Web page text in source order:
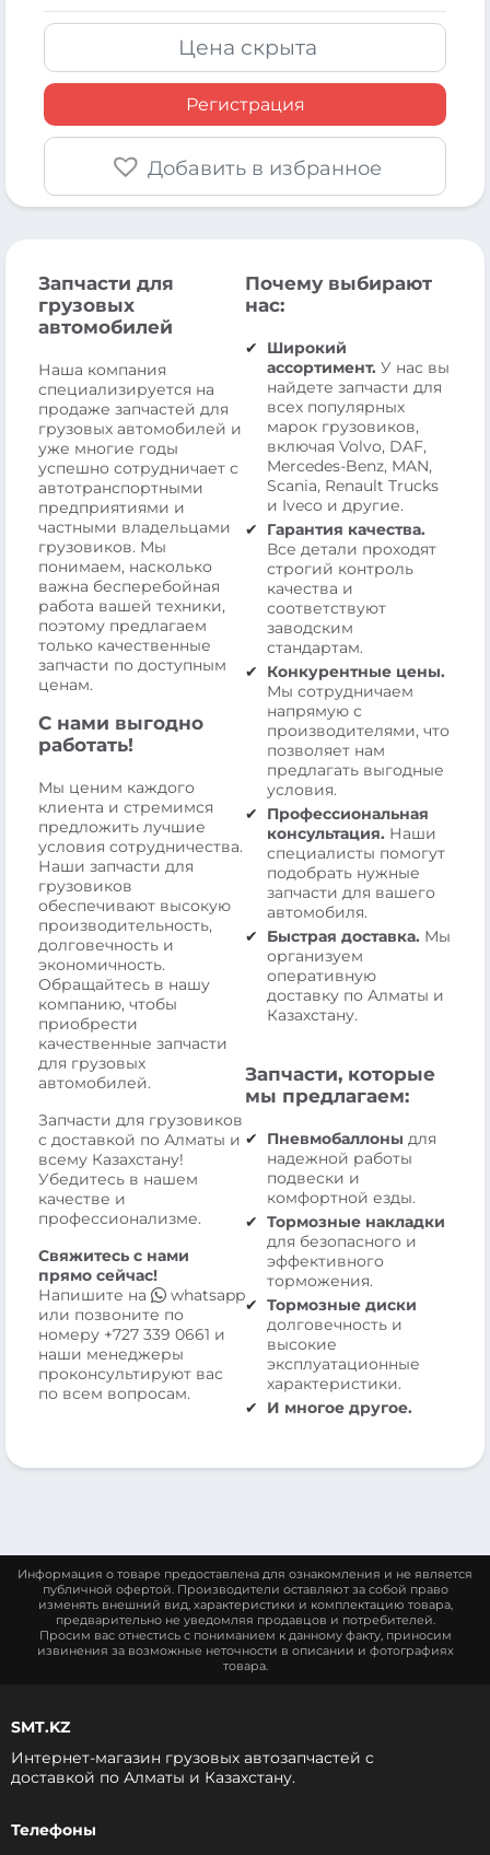
Цена скрыта
Регистрация
Добавить в избранное
Запчасти для
грузовых
автомобилей
Наша компания
специализируется на
продаже запчастей для
грузовых автомобилей и
уже многие годы
успешно сотрудничает с
автотранспортными
предприятиями и
частными владельцами
грузовиков. Мы
понимаем, насколько
важна бесперебойная
работа вашей техники,
поэтому предлагаем
только качественные
запчасти по доступным
ценам.
С нами выгодно
работать!
Мы ценим каждого
клиента и стремимся
предложить лучшие
условия сотрудничества.
Наши запчасти для
грузовиков
обеспечивают высокую
производительность,
долговечность и
экономичность.
Обращайтесь в нашу
компанию, чтобы
приобрести
качественные запчасти
для грузовых
автомобилей.
Запчасти для грузовиков
с доставкой по Алматы и
всему Казахстану!
Убедитесь в нашем
качестве и
профессионализме.
Свяжитесь с нами
прямо сейчас!
Напишите на
whatsapp
или позвоните по
номеру +727 339 0661 и
наши менеджеры
проконсультируют вас
по всем вопросам.
Почему выбирают
нас:
Широкий
ассортимент. У нас вы
найдете запчасти для
всех популярных
марок грузовиков,
включая Volvo, DAF,
Mercedes-Benz, MAN,
Scania, Renault Trucks
и Iveco и другие.
Гарантия качества.
Все детали проходят
строгий контроль
качества и
соответствуют
заводским
стандартам.
Конкурентные цены.
Мы сотрудничаем
напрямую с
производителями, что
позволяет нам
предлагать выгодные
условия.
Профессиональная
консультация. Наши
специалисты помогут
подобрать нужные
запчасти для вашего
автомобиля.
Быстрая доставка. Мы
организуем
оперативную
доставку по Алматы и
Казахстану.
Запчасти, которые
мы предлагаем:
Пневмобаллоны для
надежной работы
подвески и
комфортной езды.
Тормозные накладки
для безопасного и
эффективного
торможения.
Тормозные диски
долговечность и
высокие
эксплуатационные
характеристики.
И многое другое.
Информация о товаре предоставлена для ознакомления и не является
публичной офертой. Производители оставляют за собой право
изменять внешний вид, характеристики и комплектацию товара,
предварительно не уведомляя продавцов и потребителей.
Просим вас отнестись с пониманием к данному факту, приносим
извинения за возможные неточности в описании и фотографиях
товара.
SMT.KZ
Интернет-магазин грузовых автозапчастей c
доставкой по Алматы и Казахстану.
Телефоны